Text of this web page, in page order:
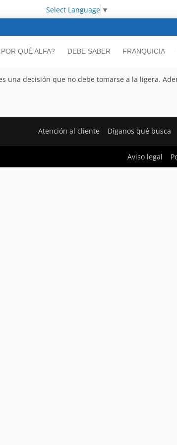
Select Language ▼
QUÉ ALFA? DEBE SABER FRANQUICIA
una decisión que no debe tomarse a la ligera.
Atención al cliente Díganos qué busca
Aviso legal